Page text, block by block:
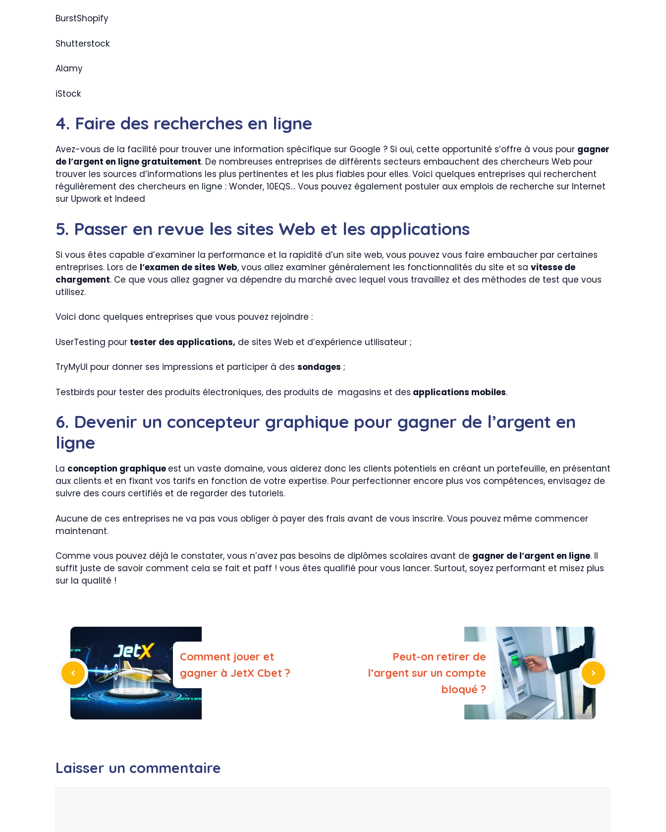
BurstShopify
Shutterstock
Alamy
iStock
4. Faire des recherches en ligne
Avez-vous de la facilité pour trouver une information spécifique sur Google ? Si oui, cette opportunité s’offre à vous pour gagner
de l’argent en ligne gratuitement. De nombreuses entreprises de différents secteurs embauchent des chercheurs Web pour
trouver les sources d’informations les plus pertinentes et les plus fiables pour elles. Voici quelques entreprises qui recherchent
régulièrement des chercheurs en ligne : Wonder, 10EQS… Vous pouvez également postuler aux emplois de recherche sur Internet
sur Upwork et Indeed
5. Passer en revue les sites Web et les applications
Si vous êtes capable d’examiner la performance et la rapidité d’un site web, vous pouvez vous faire embaucher par certaines
entreprises. Lors de l’examen de sites Web, vous allez examiner généralement les fonctionnalités du site et sa vitesse de
chargement. Ce que vous allez gagner va dépendre du marché avec lequel vous travaillez et des méthodes de test que vous
utilisez.
Voici donc quelques entreprises que vous pouvez rejoindre :
UserTesting pour tester des applications, de sites Web et d’expérience utilisateur ;
TryMyUI pour donner ses impressions et participer à des sondages ;
Testbirds pour tester des produits électroniques, des produits de magasins et des applications mobiles.
6. Devenir un concepteur graphique pour gagner de l’argent en
ligne
La conception graphique est un vaste domaine, vous aiderez donc les clients potentiels en créant un portefeuille, en présentant
aux clients et en fixant vos tarifs en fonction de votre expertise. Pour perfectionner encore plus vos compétences, envisagez de
suivre des cours certifiés et de regarder des tutoriels.
Aucune de ces entreprises ne va pas vous obliger à payer des frais avant de vous inscrire. Vous pouvez même commencer
maintenant.
Comme vous pouvez déjà le constater, vous n’avez pas besoins de diplômes scolaires avant de gagner de l’argent en ligne. Il
suffit juste de savoir comment cela se fait et paff ! vous êtes qualifié pour vous lancer. Surtout, soyez performant et misez plus
sur la qualité !
Comment jouer et
gagner à JetX Cbet ?
Peut-on retirer de
l’argent sur un compte
bloqué ?
Laisser un commentaire